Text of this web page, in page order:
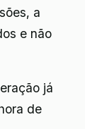
a
e não
já
de